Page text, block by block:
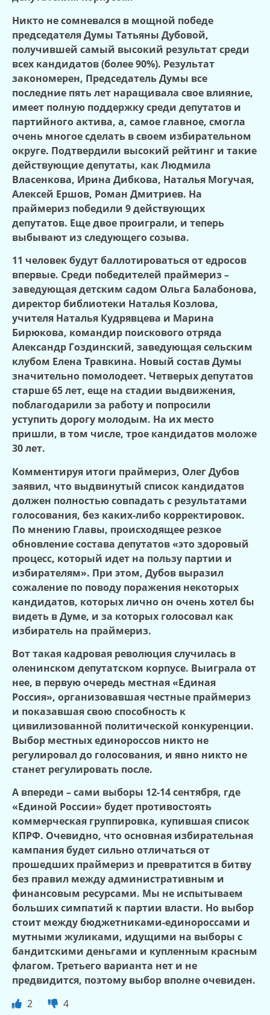
Никто не сомневался в мощной победе
председателя Думы Татьяны Дубовой,
получившей самый высокий результат среди
всех кандидатов (более 90%). Результат
закономерен, Председатель Думы все
последние пять лет наращивала свое влияние,
имеет полную поддержку среди депутатов и
партийного актива, а, самое главное, смогла
очень многое сделать в своем избирательном
округе. Подтвердили высокий рейтинг и такие
действующие депутаты, как Людмила
Власенкова, Ирина Дибкова, Наталья Могучая,
Алексей Ершов, Роман Дмитриев. На
праймериз победили 9 действующих
депутатов. Еще двое проиграли, и теперь
выбывают из следующего созыва.
11 человек будут баллотироваться от едросов
впервые. Среди победителей праймериз –
заведующая детским садом Ольга Балабонова,
директор библиотеки Наталья Козлова,
учителя Наталья Кудрявцева и Марина
Бирюкова, командир поискового отряда
Александр Гоздинский, заведующая сельским
клубом Елена Травкина. Новый состав Думы
значительно помолодеет. Четверых депутатов
старше 65 лет, еще на стадии выдвижения,
поблагодарили за работу и попросили
уступить дорогу молодым. На их место
пришли, в том числе, трое кандидатов моложе
30 лет.
Комментируя итоги праймериз, Олег Дубов
заявил, что выдвинутый список кандидатов
должен полностью совпадать с результатами
голосования, без каких-либо корректировок.
По мнению Главы, происходящее резкое
обновление состава депутатов «это здоровый
процесс, который идет на пользу партии и
избирателям». При этом, Дубов выразил
сожаление по поводу поражения некоторых
кандидатов, которых лично он очень хотел бы
видеть в Думе, и за которых голосовал как
избиратель на праймериз.
Вот такая кадровая революция случилась в
оленинском депутатском корпусе. Выиграла от
нее, в первую очередь местная «Единая
Россия», организовавшая честные праймериз
и показавшая свою способность к
цивилизованной политической конкуренции.
Выбор местных единороссов никто не
регулировал до голосования, и явно никто не
станет регулировать после.
А впереди – сами выборы 12-14 сентября, где
«Единой России» будет противостоять
коммерческая группировка, купившая список
КПРФ. Очевидно, что основная избирательная
кампания будет сильно отличаться от
прошедших праймериз и превратится в битву
без правил между административным и
финансовым ресурсами. Мы не испытываем
больших симпатий к партии власти. Но выбор
стоит между бюджетниками-единороссами и
мутными жуликами, идущими на выборы с
бандитскими деньгами и купленным красным
флагом. Третьего варианта нет и не
предвидится, поэтому выбор вполне очевиден.
2
4